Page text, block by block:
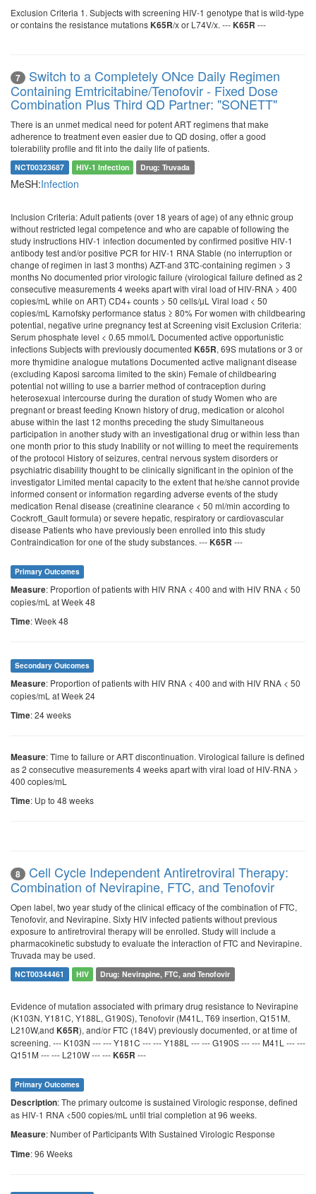
Exclusion Criteria 1. Subjects with screening HIV-1 genotype that is wild-type
or contains the resistance mutationsK65R/x or L74V/x. ---K65R ---
7
Switch to a Completely ONce Daily Regimen
Containing Emtricitabine/Tenofovir - Fixed Dose
Combination Plus Third QD Partner: "SONETT"
There is an unmet medical need for potent ART regimens that make
adherence to treatment even easier due to QD dosing, offer a good
tolerability profile and fit into the daily life of patients.
NCT00323687 HIV-1 Infection Drug: Truvada
MeSH:Infection
Inclusion Criteria: Adult patients (over 18 years of age) of any ethnic group
without restricted legal competence and who are capable of following the
study instructions HIV-1 infection documented by confirmed positive HIV-1
antibody test and/or positive PCR for HIV-1 RNA Stable (no interruption or
change of regimen in last 3 months) AZT-and 3TC-containing regimen > 3
months No documented prior virologic failure (virological failure defined as 2
consecutive measurements 4 weeks apart with viral load of HIV-RNA > 400
copies/mL while on ART) CD4+ counts > 50 cells/µL Viral load < 50
copies/mL Karnofsky performance status ≥ 80% For women with childbearing
potential, negative urine pregnancy test at Screening visit Exclusion Criteria:
Serum phosphate level < 0.65 mmol/L Documented active opportunistic
infections Subjects with previously documented K65R, 69S mutations or 3 or
more thymidine analogue mutations Documented active malignant disease
(excluding Kaposi sarcoma limited to the skin) Female of childbearing
potential not willing to use a barrier method of contraception during
heterosexual intercourse during the duration of study Women who are
pregnant or breast feeding Known history of drug, medication or alcohol
abuse within the last 12 months preceding the study Simultaneous
participation in another study with an investigational drug or within less than
one month prior to this study Inability or not willing to meet the requirements
of the protocol History of seizures, central nervous system disorders or
psychiatric disability thought to be clinically significant in the opinion of the
investigator Limited mental capacity to the extent that he/she cannot provide
informed consent or information regarding adverse events of the study
medication Renal disease (creatinine clearance < 50 ml/min according to
Cockroft_Gault formula) or severe hepatic, respiratory or cardiovascular
disease Patients who have previously been enrolled into this study
Contraindication for one of the study substances. ---K65R ---
Primary Outcomes
Measure: Proportion of patients with HIV RNA < 400 and with HIV RNA < 50
copies/mL at Week 48
Time: Week 48
Secondary Outcomes
Measure: Proportion of patients with HIV RNA < 400 and with HIV RNA < 50
copies/mL at Week 24
Time: 24 weeks
Measure: Time to failure or ART discontinuation. Virological failure is defined
as 2 consecutive measurements 4 weeks apart with viral load of HIV-RNA >
400 copies/mL
Time: Up to 48 weeks
8
Cell Cycle Independent Antiretroviral Therapy:
Combination of Nevirapine, FTC, and Tenofovir
Open label, two year study of the clinical efficacy of the combination of FTC,
Tenofovir, and Nevirapine. Sixty HIV infected patients without previous
exposure to antiretroviral therapy will be enrolled. Study will include a
pharmacokinetic substudy to evaluate the interaction of FTC and Nevirapine.
Truvada may be used.
NCT00344461 HIV Drug: Nevirapine, FTC, and Tenofovir
Evidence of mutation associated with primary drug resistance to Nevirapine
(K103N, Y181C, Y188L, G190S), Tenofovir (M41L, T69 insertion, Q151M,
L210W,and K65R), and/or FTC (184V) previously documented, or at time of
screening. --- K103N --- --- Y181C --- --- Y188L --- --- G190S --- --- M41L --- ---
Q151M --- --- L210W --- ---K65R ---
Primary Outcomes
Description: The primary outcome is sustained Virologic response, defined
as HIV-1 RNA <500 copies/mL until trial completion at 96 weeks.
Measure: Number of Participants With Sustained Virologic Response
Time: 96 Weeks